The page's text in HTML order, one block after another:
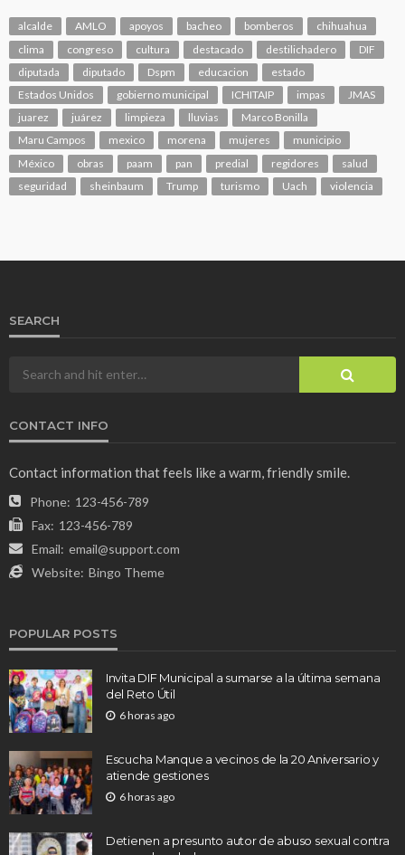
alcalde AMLO apoyos bacheo bomberos
chihuahua
clima
congreso cultura destacado destilichadero
DIF
diputada
diputado Dspm educacion
estado
Estados Unidos
gobierno municipal ICHITAIP impas
JMAS
juarez
juárez limpieza lluvias
Marco Bonilla
Maru Campos
mexico morena mujeres
municipio
México
obras paam pan predial regidores
salud
seguridad
sheinbaum Trump turismo Uach violencia
SEARCH
CONTACT INFO
Contact information that feels like a warm, friendly smile.
Phone: 123-456-789
Fax: 123-456-789
Email: email@support.com
Website: Bingo Theme
POPULAR POSTS
Invita DIF Municipal a sumarse a la última semana
del Reto Útil
6 horas ago
Escucha Manque a vecinos de la 20 Aniversario y
atiende gestiones
6 horas ago
Detienen a presunto autor de abuso sexual contra